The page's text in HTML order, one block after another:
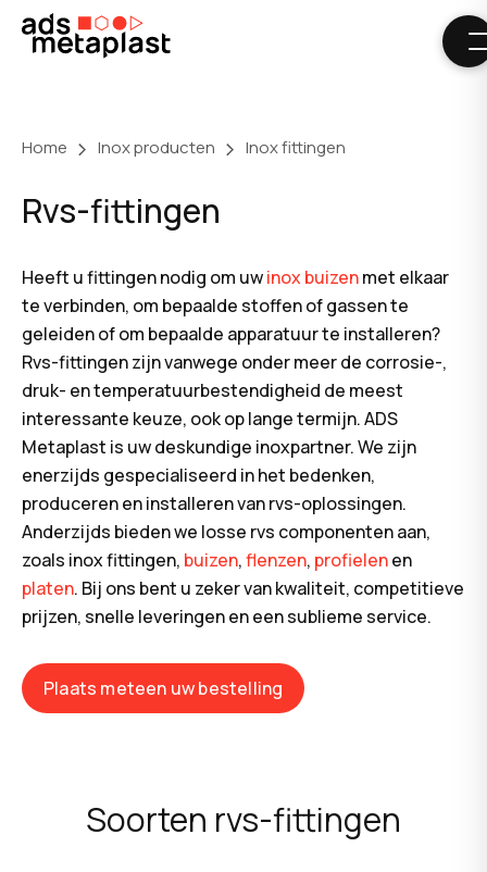
Skip
Home Inox producten Inox fittingen
Rvs-fittingen
Heeft u fittingen nodig om uwinox buizenmet elkaar
te verbinden, om bepaalde stoffen of gassen te
geleiden of om bepaalde apparatuur te installeren?
Rvs-fittingen zijn vanwege onder meer de corrosie-,
druk- en temperatuurbestendigheid de meest
interessante keuze, ook op lange termijn. ADS
Metaplast is uw deskundige inoxpartner. We zijn
enerzijds gespecialiseerd in het bedenken,
produceren en installeren van rvs-oplossingen.
Anderzijds bieden we losse rvs componenten aan,
zoals inox fittingen, buizen,flenzen, profielenen
platen. Bij ons bent u zeker van kwaliteit, competitieve
prijzen, snelle leveringen en een sublieme service.
Plaats meteen uw bestelling
Soorten rvs-fittingen